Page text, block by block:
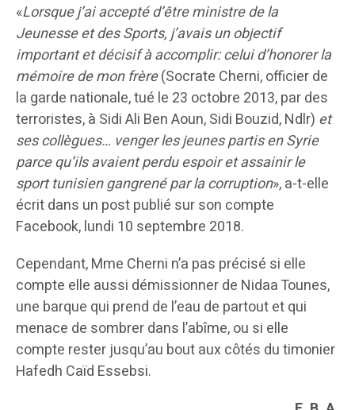
«Lorsque j’ai accepté d’être ministre de la
Jeunesse et des Sports, j’avais un objectif
important et décisif à accomplir: celui d’honorer la
mémoire de mon frère(Socrate Cherni, officier de
la garde nationale, tué le 23 octobre 2013, par des
terroristes, à Sidi Ali Ben Aoun, Sidi Bouzid, Ndlr) et
ses collègues… venger les jeunes partis en Syrie
parce qu’ils avaient perdu espoir et assainir le
sport tunisien gangrené par la corruption», a-t-elle
écrit dans un post publié sur son compte
Facebook, lundi 10 septembre 2018.
Cependant, Mme Cherni n’a pas précisé si elle
compte elle aussi démissionner de Nidaa Tounes,
une barque qui prend de l’eau de partout et qui
menace de sombrer dans l’abîme, ou si elle
compte rester jusqu’au bout aux côtés du timonier
Hafedh Caïd Essebsi.